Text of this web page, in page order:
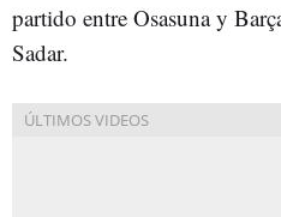
partido entre Osasuna y
Sadar.